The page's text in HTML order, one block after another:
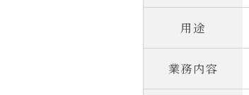
用途
業務内容